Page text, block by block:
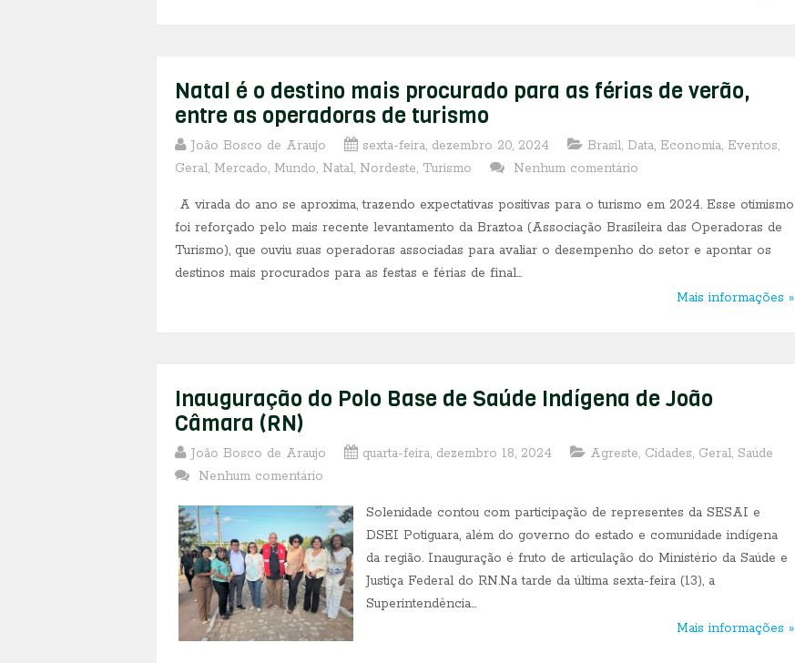
Natal é o destino mais procurado para as férias de verão,
entre as operadoras de turismo
João Bosco de Araujo sexta-feira, dezembro 20, 2024 Brasil, Data, Economia, Eventos,
Geral, Mercado, Mundo, Natal, Nordeste, Turismo Nenhum comentário
A virada do ano se aproxima, trazendo expectativas positivas para o turismo em 2024. Esse otimismo
foi reforçado pelo mais recente levantamento da Braztoa (Associação Brasileira das Operadoras de
Turismo), que ouviu suas operadoras associadas para avaliar o desempenho do setor e apontar os
destinos mais procurados para as festas e férias de final...
Mais informações »
Inauguração do Polo Base de Saúde Indígena de João
Câmara (RN)
João Bosco de Araujo quarta-feira, dezembro 18, 2024 Agreste, Cidades, Geral, Saúde
Nenhum comentário
Solenidade contou com participação de representes da SESAI e
DSEI Potiguara, além do governo do estado e comunidade indígena
da região. Inauguração é fruto de articulação do Ministério da Saúde e
Justiça Federal do RN.Na tarde da última sexta-feira (13), a
Superintendência...
Mais informações »